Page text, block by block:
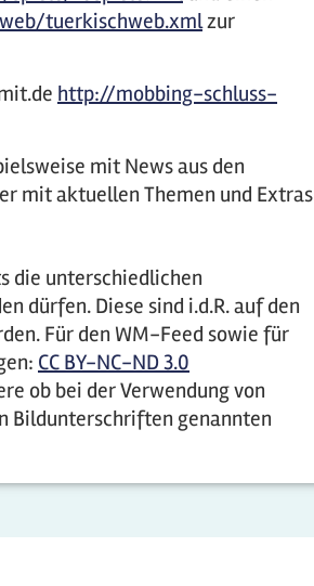
tuerkischweb.xmlzur
http://mobbing-schluss-
mit News aus den
mit aktuellen Themen und Extras
die unterschiedlichen
dürfen. Diese sind i.d.R. auf den
Für den WM-Feed sowie für
CC BY-NC-ND 3.0
ob bei der Verwendung von
Bildunterschriften genannten